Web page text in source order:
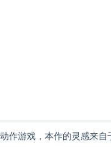
作游戏，本作的灵感来